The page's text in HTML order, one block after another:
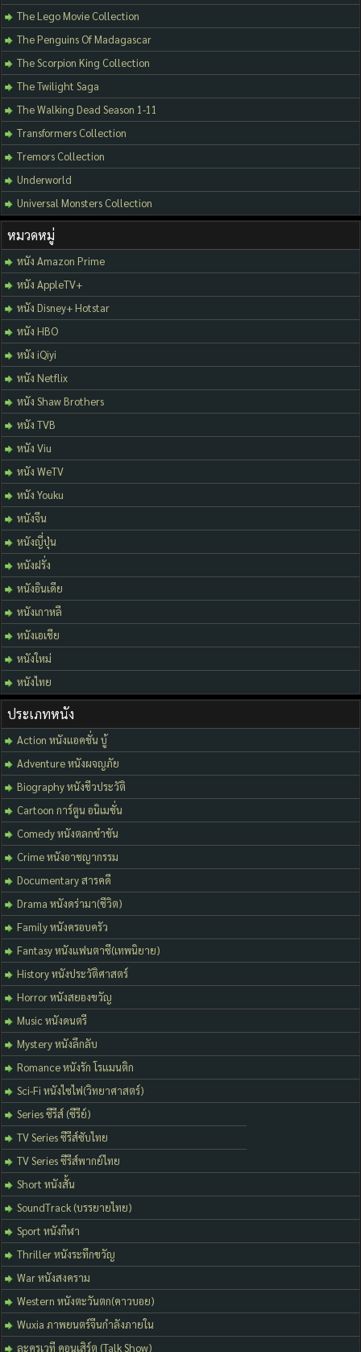
The Lego Movie Collection
The Penguins Of Madagascar
The Scorpion King Collection
The Twilight Saga
The Walking Dead Season 1-11
Transformers Collection
Tremors Collection
Underworld
Universal Monsters Collection
หมวดหมู่
หนัง Amazon Prime
หนัง AppleTV+
หนัง Disney+ Hotstar
หนัง HBO
หนัง iQiyi
หนัง Netflix
หนัง Shaw Brothers
หนัง TVB
หนัง Viu
หนัง WeTV
หนัง Youku
หนังจีน
หนังญี่ปุ่น
หนังฝรั่ง
หนังอินเดีย
หนังเกาหลี
หนังเอเชีย
หนังใหม่
หนังไทย
ประเภทหนัง
Action หนังแอคชั่น บู้
Adventure หนังผจญภัย
Biography หนังชีวประวัติ
Cartoon การ์ตูน อนิเมชั่น
Comedy หนังตลกขำขัน
Crime หนังอาชญากรรม
Documentary สารคดี
Drama หนังดร่ามา(ชีวิต)
Family หนังครอบครัว
Fantasy หนังแฟนตาซี(เทพนิยาย)
History หนังประวัติศาสตร์
Horror หนังสยองขวัญ
Music หนังดนตรี
Mystery หนังลึกลับ
Romance หนังรัก โรแมนติก
Sci-Fi หนังไซไฟ(วิทยาศาสตร์)
Series ซีรีส์ (ซีรีย์)
TV Series ซีรีส์ซับไทย
TV Series ซีรีส์พากย์ไทย
Short หนังสั้น
SoundTrack (บรรยายไทย)
Sport หนังกีฬา
Thriller หนังระทึกขวัญ
War หนังสงคราม
Western หนังตะวันตก(คาวบอย)
Wuxia ภาพยนตร์จีนกำลังภายใน
ละครเวที คอนเสิร์ต (Talk Show)